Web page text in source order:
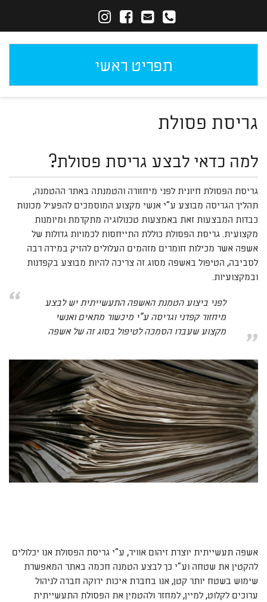
תפריט ראשי
גריסת פסולת
למה כדאי לבצע גריסת פסולת?
גריסת הפסולת חיונית לפני מיחזורה והטמנתה באתר ההטמנה,
תהליך הגריסה מבוצע ע"י אנשי מקצוע המוסמכים להפעיל מכונות
כבדות המבצעות זאת באמצעות טכנולוגיה מתקדמת ומיומנות
מקצועית. גריסת הפסולת כוללת התייחסות לכמויות גדולות של
אשפה אשר מכילות חומרים מזהמים העלולים להזיק במידה רבה
לסביבה, הטיפול באשפה מסוג זה צריכה להיות מבוצע בקפדנות
ובמקצועיות.
לפני ביצוע הטמנת האשפה התעשייתית יש לבצע
מיחזור קפדני וגריסה ע"י מיכשור מתאים ואנשי
מקצוע שעברו הסמכה לטיפול בסוג זה של אשפה
אשפה תעשייתית יוצרת זיהום אוויר, ע"י גריסת הפסולת אנו יכלולים
להקטין את שטחה וע"י כך לבצע הטמנה חכמה באתר המאפשרת
שימוש בשטח יותר קטן, אנו בחברת איכות ירוקה חברה לניהול
ערוכים לקלוט, למיין, למחזר ולהטמין את הפסולת התעשייתית